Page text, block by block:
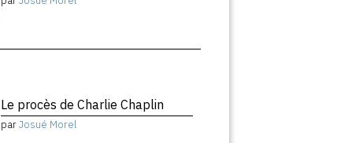
Le procès de Charlie Chaplin
parJosué Morel